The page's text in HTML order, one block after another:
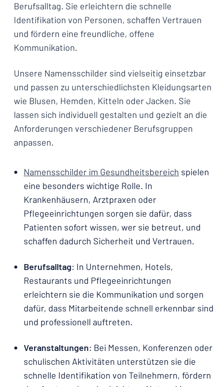
Berufsalltag. Sie erleichtern die schnelle
Identifikation von Personen, schaffen Vertrauen
und fördern eine freundliche, offene
Kommunikation.
Unsere Namensschilder sind vielseitig einsetzbar
und passen zu unterschiedlichsten Kleidungsarten
wie Blusen, Hemden, Kitteln oder Jacken. Sie
lassen sich individuell gestalten und gezielt an die
Anforderungen verschiedener Berufsgruppen
anpassen.
Namensschilder im Gesundheitsbereich spielen
eine besonders wichtige Rolle. In
Krankenhäusern, Arztpraxen oder
Pflegeeinrichtungen sorgen sie dafür, dass
Patienten sofort wissen, wer sie betreut, und
schaffen dadurch Sicherheit und Vertrauen.
Berufsalltag: In Unternehmen, Hotels,
Restaurants und Pflegeeinrichtungen
erleichtern sie die Kommunikation und sorgen
dafür, dass Mitarbeitende schnell erkennbar sind
und professionell auftreten.
Veranstaltungen: Bei Messen, Konferenzen oder
schulischen Aktivitäten unterstützen sie die
schnelle Identifikation von Teilnehmern, fördern